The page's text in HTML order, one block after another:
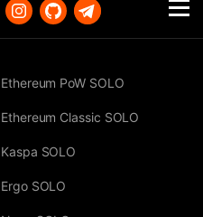
Ethereum PoW SOLO
Ethereum Classic SOLO
Kaspa SOLO
Ergo SOLO